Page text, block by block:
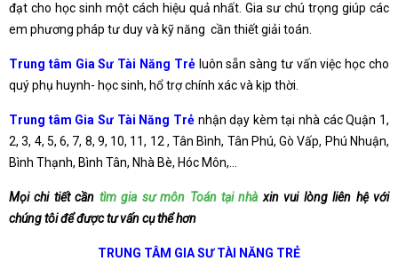
đạt cho học sinh một cách hiệu quả nhất. Gia sư chú trọng giúp các
em phương pháp tư duy và kỹ năng cần thiết giải toán.
Trung tâm Gia Sư Tài Năng Trẻluôn sẵn sàng tư vấn việc học cho
quý phụ huynh- học sinh, hổ trợ chính xác và kịp thời.
Trung tâm Gia Sư Tài Năng Trẻnhận dạy kèm tại nhà các Quận 1,
2, 3, 4, 5, 6, 7, 8, 9, 10, 11, 12 , Tân Bình, Tân Phú, Gò Vấp, Phú Nhuận,
Bình Thạnh, Bình Tân, Nhà Bè, Hóc Môn,…
Mọi chi tiết cần tìm gia sư môn Toán tại nhà xin vui lòng liên hệ với
chúng tôi để được tư vấn cụ thể hơn
TRUNG TÂM GIA SƯ TÀI NĂNG TRẺ